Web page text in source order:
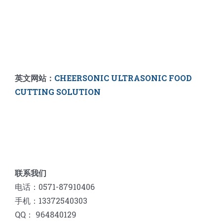
英文网站： CHEERSONIC ULTRASONIC FOOD
CUTTING SOLUTION
联系我们
电话：0571-87910406
手机：13372540303
QQ： 964840129